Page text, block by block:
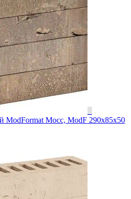
ModFormat Мосс, ModF 290x85x50